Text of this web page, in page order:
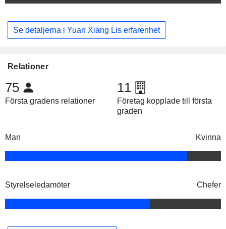
Se detaljerna i Yuan Xiang Lis erfarenhet
Relationer
75
Första gradens relationer
11
Företag kopplade till första
graden
Man Kvinna
Styrelseledamöter Chefer